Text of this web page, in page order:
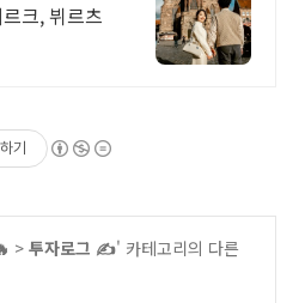
크, 뷔르츠
기
> 투자로그 ✍️' 카테고리의 다른